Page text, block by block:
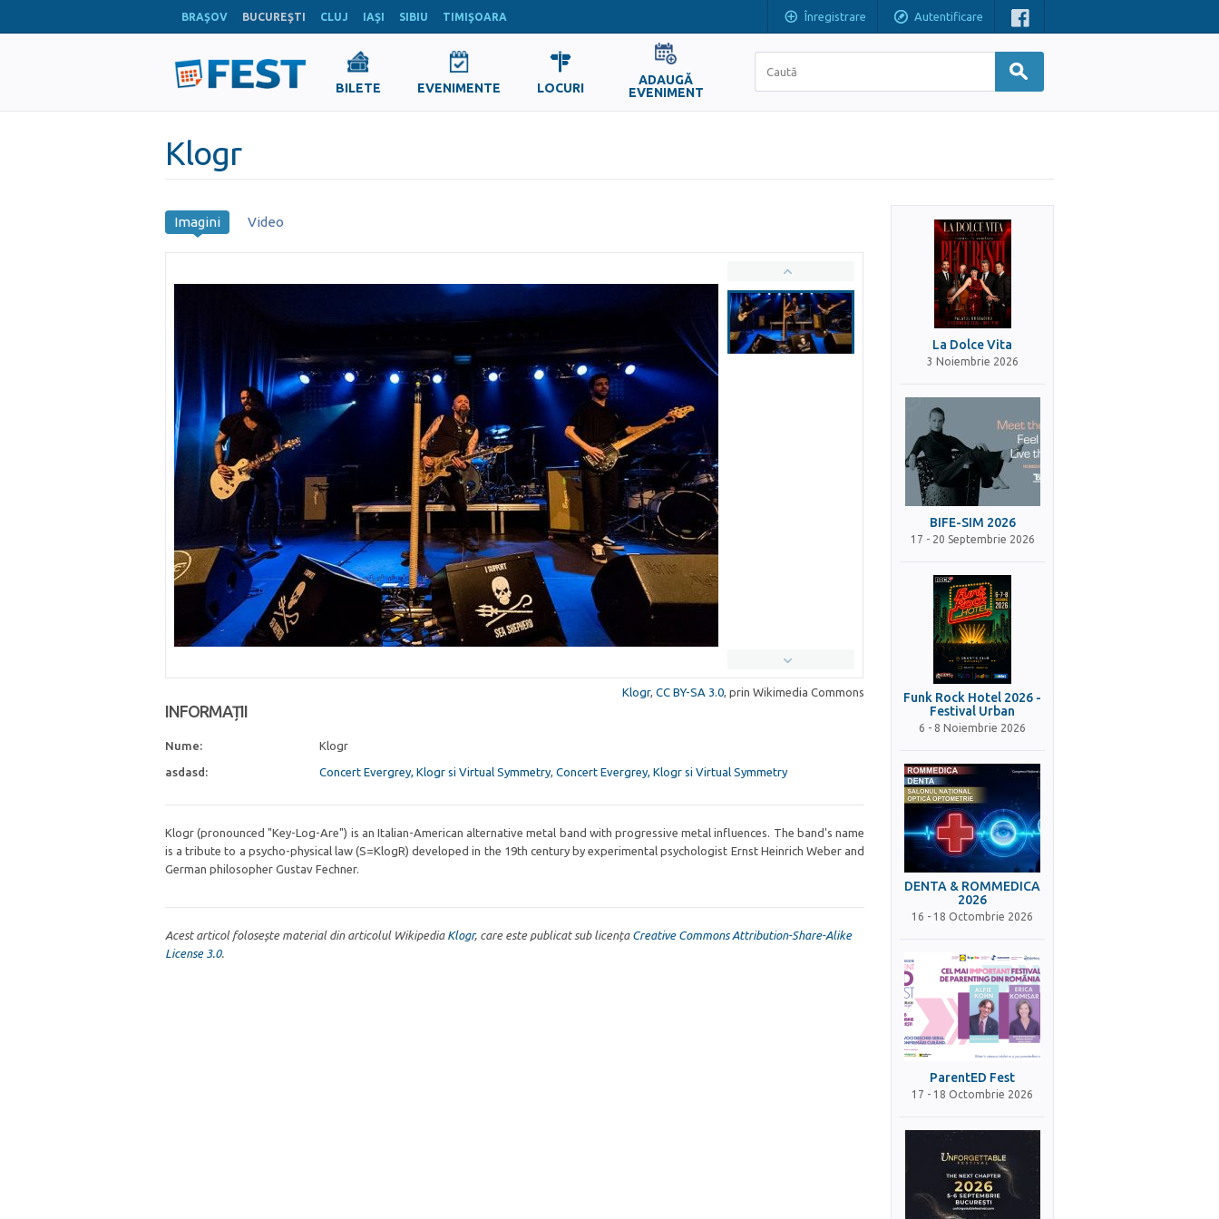
BRAŞOV BUCUREŞTI CLUJ IAŞI SIBIU TIMIŞOARA Înregistrare Autentificare
BILETE EVENIMENTE LOCURI
ADAUGĂ
EVENIMENT
Klogr
Imagini Video
Klogr, CC BY-SA 3.0, prin Wikimedia Commons
INFORMAȚII
Nume: Klogr
asdasd: Concert Evergrey, Klogr si Virtual Symmetry, Concert Evergrey, Klogr si Virtual Symmetry
Klogr (pronounced "Key-Log-Are") is an Italian-American alternative metal band with progressive metal influences. The band's name
is a tribute to a psycho-physical law (S=KlogR) developed in the 19th century by experimental psychologist Ernst Heinrich Weber and
German philosopher Gustav Fechner.
Acest articol folosește material din articolul Wikipedia Klogr, care este publicat sub licența Creative Commons Attribution-Share-Alike
License 3.0.
La Dolce Vita
3 Noiembrie 2026
BIFE-SIM 2026
17 - 20 Septembrie 2026
Funk Rock Hotel 2026 -
Festival Urban
6 - 8 Noiembrie 2026
DENTA & ROMMEDICA
2026
16 - 18 Octombrie 2026
ParentED Fest
17 - 18 Octombrie 2026